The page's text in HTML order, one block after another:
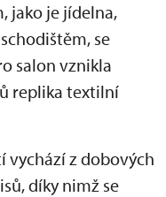
jako je jídelna,
se
salon vznikla
replika textilní
z dobových
díky nimž se